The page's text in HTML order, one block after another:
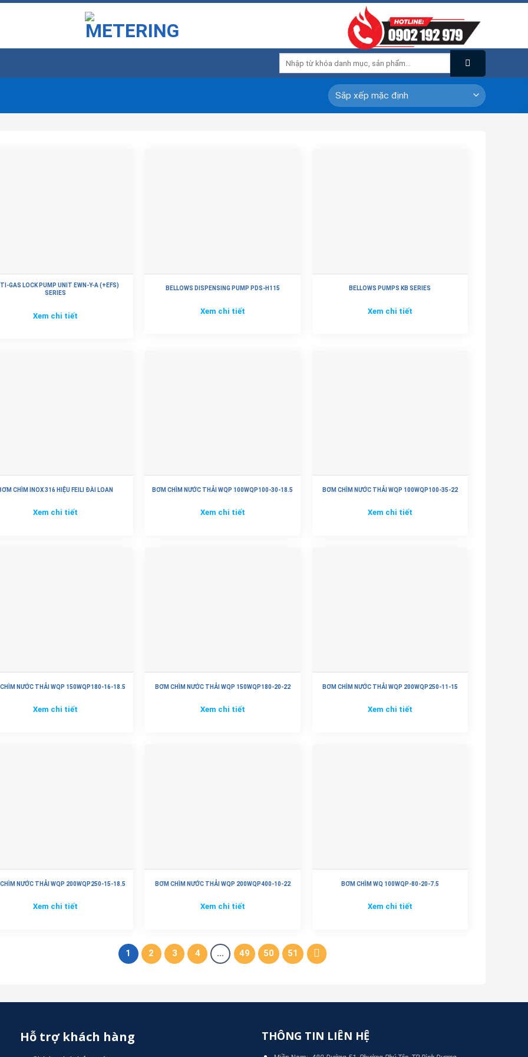
kiếm:
GAS LOCK PUMP UNIT EWN-Y-A (+EFS)
SERIES
Xem chi tiết
BELLOWS DISPENSING PUMP PDS-H115
Xem chi tiết
BELLOWS PUMPS KB SERIES
Xem chi tiết
CHÌM INOX 316 HIỆU FEILI ĐÀI LOAN
Xem chi tiết
BƠM CHÌM NƯỚC THẢI WQP 100WQP100-30-18.5
Xem chi tiết
BƠM CHÌM NƯỚC THẢI WQP 100WQP100-35-22
Xem chi tiết
NƯỚC THẢI WQP 150WQP180-16-18.5
Xem chi tiết
BƠM CHÌM NƯỚC THẢI WQP 150WQP180-20-22
Xem chi tiết
BƠM CHÌM NƯỚC THẢI WQP 200WQP250-11-15
Xem chi tiết
NƯỚC THẢI WQP 200WQP250-15-18.5
Xem chi tiết
BƠM CHÌM NƯỚC THẢI WQP 200WQP400-10-22
Xem chi tiết
BƠM CHÌM WQ 100WQP-80-20-7.5
Xem chi tiết
1 2 3 4 … 49 50 51
Hỗ trợ khách hàng THÔNG TIN LIÊN HỆ